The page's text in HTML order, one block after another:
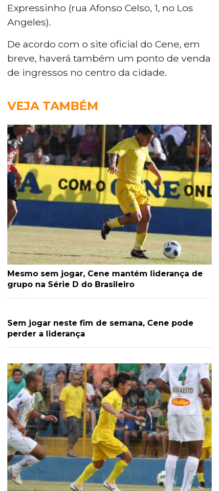
Expressinho (rua Afonso Celso, 1, no Los
Angeles).
De acordo com o site oficial do Cene, em
breve, haverá também um ponto de venda
de ingressos no centro da cidade.
VEJA TAMBÉM
Mesmo sem jogar, Cene mantém liderança de
grupo na Série D do Brasileiro
Sem jogar neste fim de semana, Cene pode
perder a liderança